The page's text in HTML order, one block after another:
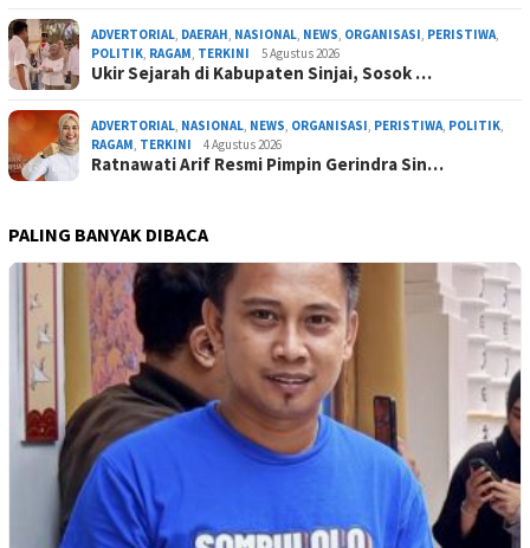
ADVERTORIAL, DAERAH, NASIONAL, NEWS, ORGANISASI, PERISTIWA,
POLITIK, RAGAM, TERKINI 5 Agustus 2026
Ukir Sejarah di Kabupaten Sinjai, Sosok …
ADVERTORIAL, NASIONAL, NEWS, ORGANISASI, PERISTIWA, POLITIK,
RAGAM, TERKINI 4 Agustus 2026
Ratnawati Arif Resmi Pimpin Gerindra Sin…
PALING BANYAK DIBACA